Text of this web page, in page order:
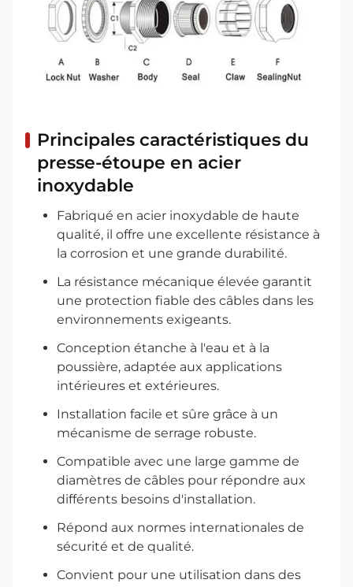
Principales caractéristiques du
presse-étoupe en acier
inoxydable
Fabriqué en acier inoxydable de haute
qualité, il offre une excellente résistance à
la corrosion et une grande durabilité.
La résistance mécanique élevée garantit
une protection fiable des câbles dans les
environnements exigeants.
Conception étanche à l'eau et à la
poussière, adaptée aux applications
intérieures et extérieures.
Installation facile et sûre grâce à un
mécanisme de serrage robuste.
Compatible avec une large gamme de
diamètres de câbles pour répondre aux
différents besoins d'installation.
Répond aux normes internationales de
sécurité et de qualité.
Convient pour une utilisation dans des